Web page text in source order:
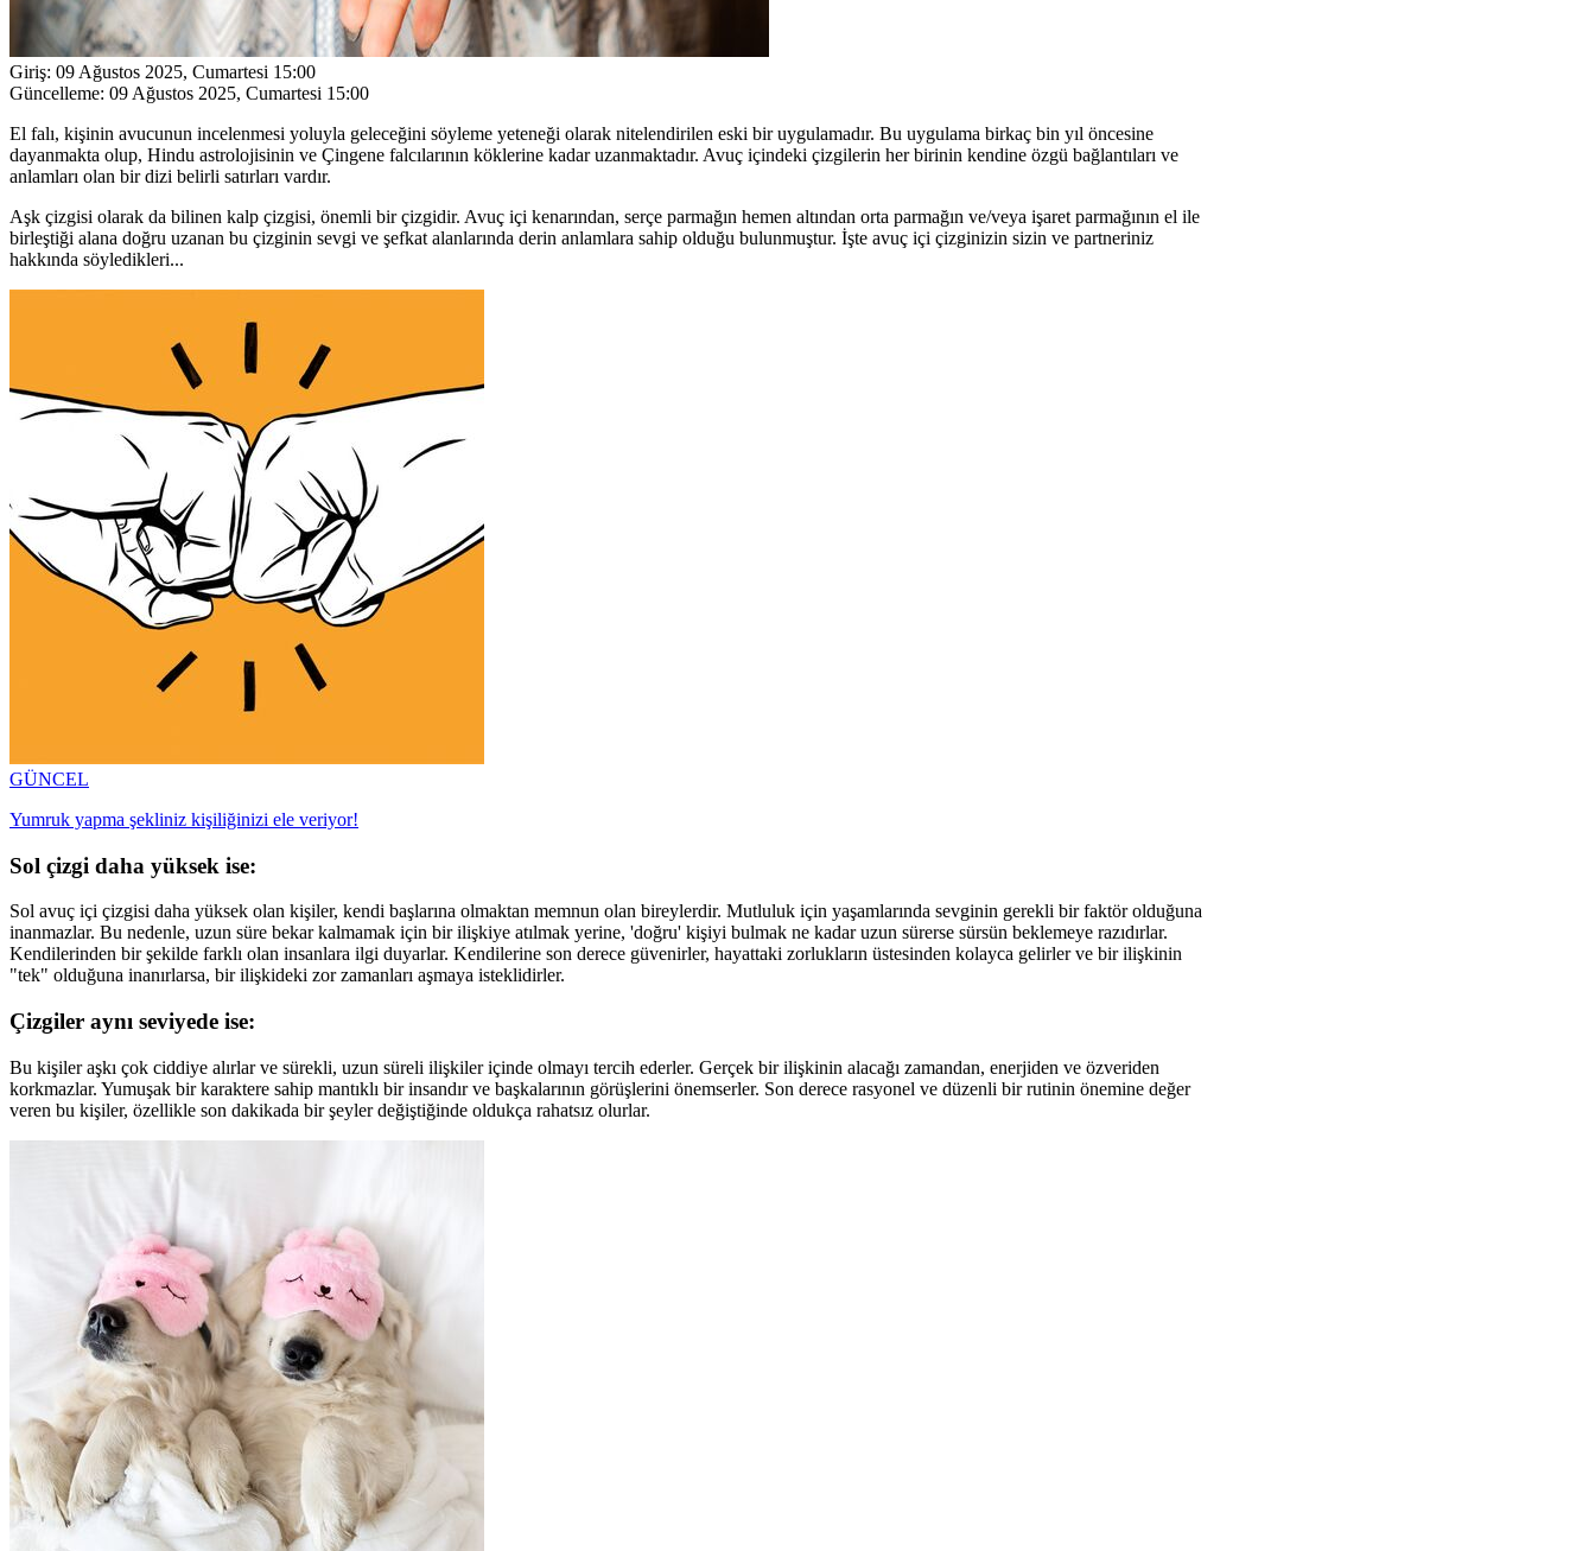
Giriş: 09 Ağustos 2025, Cumartesi 15:00
Güncelleme: 09 Ağustos 2025, Cumartesi 15:00
El falı, kişinin avucunun incelenmesi yoluyla geleceğini söyleme yeteneği olarak nitelendirilen eski bir uygulamadır. Bu uygulama birkaç bin yıl öncesine
dayanmakta olup, Hindu astrolojisinin ve Çingene falcılarının köklerine kadar uzanmaktadır. Avuç içindeki çizgilerin her birinin kendine özgü bağlantıları ve
anlamları olan bir dizi belirli satırları vardır.
Aşk çizgisi olarak da bilinen kalp çizgisi, önemli bir çizgidir. Avuç içi kenarından, serçe parmağın hemen altından orta parmağın ve/veya işaret parmağının el ile
birleştiği alana doğru uzanan bu çizginin sevgi ve şefkat alanlarında derin anlamlara sahip olduğu bulunmuştur. İşte avuç içi çizginizin sizin ve partneriniz
hakkında söyledikleri...
GÜNCEL
Yumruk yapma şekliniz kişiliğinizi ele veriyor!
Sol çizgi daha yüksek ise:
Sol avuç içi çizgisi daha yüksek olan kişiler, kendi başlarına olmaktan memnun olan bireylerdir. Mutluluk için yaşamlarında sevginin gerekli bir faktör olduğuna
inanmazlar. Bu nedenle, uzun süre bekar kalmamak için bir ilişkiye atılmak yerine, 'doğru' kişiyi bulmak ne kadar uzun sürerse sürsün beklemeye razıdırlar.
Kendilerinden bir şekilde farklı olan insanlara ilgi duyarlar. Kendilerine son derece güvenirler, hayattaki zorlukların üstesinden kolayca gelirler ve bir ilişkinin
"tek" olduğuna inanırlarsa, bir ilişkideki zor zamanları aşmaya isteklidirler.
Çizgiler aynı seviyede ise:
Bu kişiler aşkı çok ciddiye alırlar ve sürekli, uzun süreli ilişkiler içinde olmayı tercih ederler. Gerçek bir ilişkinin alacağı zamandan, enerjiden ve özveriden
korkmazlar. Yumuşak bir karaktere sahip mantıklı bir insandır ve başkalarının görüşlerini önemserler. Son derece rasyonel ve düzenli bir rutinin önemine değer
veren bu kişiler, özellikle son dakikada bir şeyler değiştiğinde oldukça rahatsız olurlar.